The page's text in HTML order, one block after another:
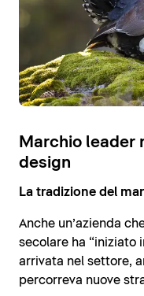
Marchio leader
design
La tradizione del
Anche un’azienda
secolare ha “iniziato
arrivata nel settore,
percorreva nuove